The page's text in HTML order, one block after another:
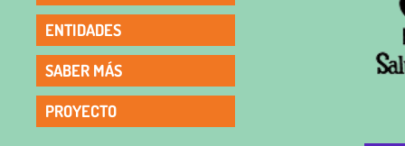
ENTIDADES
SABER MÁS
PROYECTO